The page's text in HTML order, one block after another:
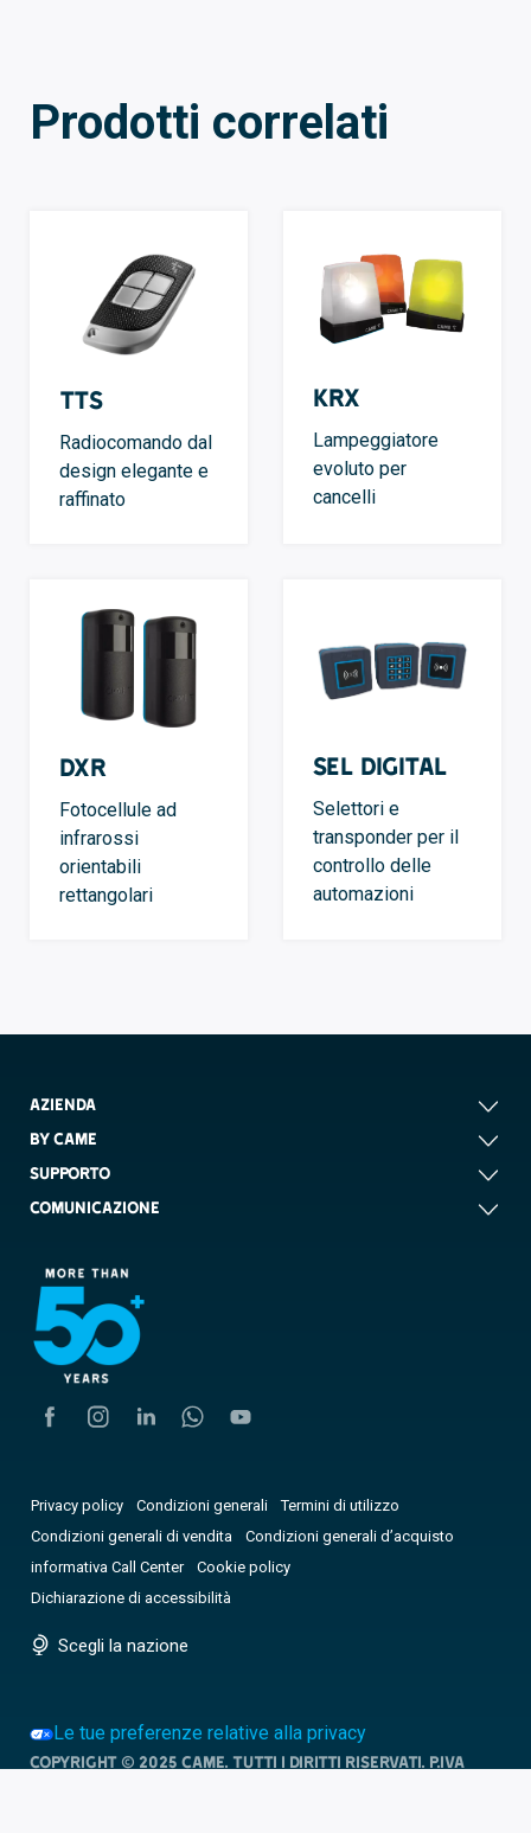
Prodotti correlati
TTS
Radiocomando dal
design elegante e
raffinato
KRX
Lampeggiatore
evoluto per
cancelli
DXR
Fotocellule ad
infrarossi
orientabili
rettangolari
SEL Digital
Selettori e
transponder per il
controllo delle
automazioni
AZIENDA
BY CAME
SUPPORTO
COMUNICAZIONE
Privacy policy Condizioni generali
Termini di utilizzo
Condizioni generali di vendita
Condizioni generali d’acquisto
informativa Call Center
Cookie policy
Dichiarazione di accessibilità
Scegli la nazione
Le tue preferenze relative alla privacy
Copyright © 2025 CAME. Tutti i diritti riservati. P.IVA